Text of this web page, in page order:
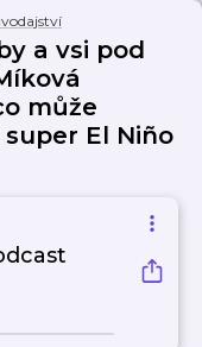
a vsi pod
může
El Niño